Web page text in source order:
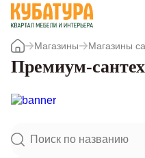
Магазины Магазины
Премиум-